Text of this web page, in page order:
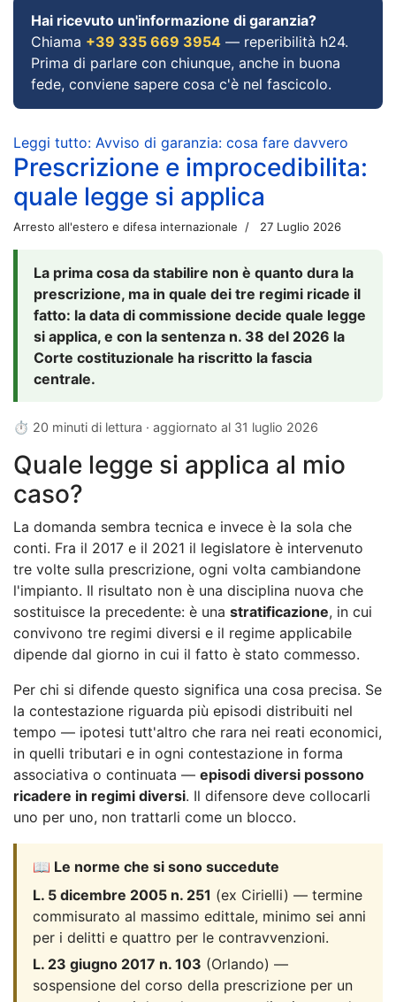
Hai ricevuto un'informazione di garanzia?
Chiama +39 335 669 3954 — reperibilità h24.
Prima di parlare con chiunque, anche in buona
fede, conviene sapere cosa c'è nel fascicolo.
Leggi tutto: Avviso di garanzia: cosa fare davvero
Prescrizione e improcedibilita:
quale legge si applica
Arresto all'estero e difesa internazionale 27 Luglio 2026
La prima cosa da stabilire non è quanto dura la
prescrizione, ma in quale dei tre regimi ricade il
fatto: la data di commissione decide quale legge
si applica, e con la sentenza n. 38 del 2026 la
Corte costituzionale ha riscritto la fascia
centrale.
⏱ 20 minuti di lettura · aggiornato al 31 luglio 2026
Quale legge si applica al mio
caso?
La domanda sembra tecnica e invece è la sola che
conti. Fra il 2017 e il 2021 il legislatore è intervenuto
tre volte sulla prescrizione, ogni volta cambiandone
l'impianto. Il risultato non è una disciplina nuova che
sostituisce la precedente: è una stratificazione, in cui
convivono tre regimi diversi e il regime applicabile
dipende dal giorno in cui il fatto è stato commesso.
Per chi si difende questo significa una cosa precisa. Se
la contestazione riguarda più episodi distribuiti nel
tempo — ipotesi tutt'altro che rara nei reati economici,
in quelli tributari e in ogni contestazione in forma
associativa o continuata — episodi diversi possono
ricadere in regimi diversi. Il difensore deve collocarli
uno per uno, non trattarli come un blocco.
📖 Le norme che si sono succedute
L. 5 dicembre 2005 n. 251 (ex Cirielli) — termine
commisurato al massimo edittale, minimo sei anni
per i delitti e quattro per le contravvenzioni.
L. 23 giugno 2017 n. 103 (Orlando) —
sospensione del corso della prescrizione per un